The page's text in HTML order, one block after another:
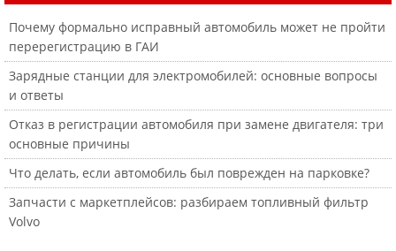
Почему формально исправный автомобиль может не пройти
перерегистрацию в ГАИ
Зарядные станции для электромобилей: основные вопросы
и ответы
Отказ в регистрации автомобиля при замене двигателя: три
основные причины
Что делать, если автомобиль был поврежден на парковке?
Запчасти с маркетплейсов: разбираем топливный фильтр
Volvo